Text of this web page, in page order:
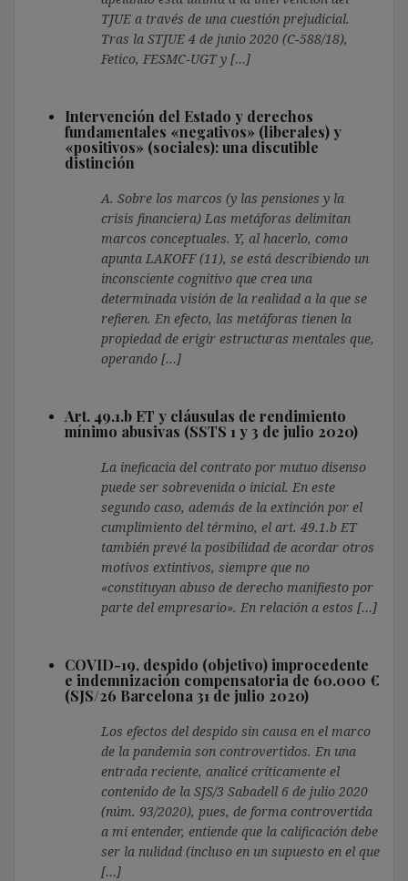
TJUE a través de una cuestión prejudicial.
Tras la STJUE 4 de junio 2020 (C‑588/18),
Fetico, FESMC‑UGT y […]
Intervención del Estado y derechos
fundamentales «negativos» (liberales) y
«positivos» (sociales): una discutible
distinción
A. Sobre los marcos (y las pensiones y la
crisis financiera) Las metáforas delimitan
marcos conceptuales. Y, al hacerlo, como
apunta LAKOFF (11), se está describiendo un
inconsciente cognitivo que crea una
determinada visión de la realidad a la que se
refieren. En efecto, las metáforas tienen la
propiedad de erigir estructuras mentales que,
operando […]
Art. 49.1.b ET y cláusulas de rendimiento
mínimo abusivas (SSTS 1 y 3 de julio 2020)
La ineficacia del contrato por mutuo disenso
puede ser sobrevenida o inicial. En este
segundo caso, además de la extinción por el
cumplimiento del término, el art. 49.1.b ET
también prevé la posibilidad de acordar otros
motivos extintivos, siempre que no
«constituyan abuso de derecho manifiesto por
parte del empresario». En relación a estos […]
COVID-19, despido (objetivo) improcedente
e indemnización compensatoria de 60.000 €
(SJS/26 Barcelona 31 de julio 2020)
Los efectos del despido sin causa en el marco
de la pandemia son controvertidos. En una
entrada reciente, analicé críticamente el
contenido de la SJS/3 Sabadell 6 de julio 2020
(núm. 93/2020), pues, de forma controvertida
a mi entender, entiende que la calificación debe
ser la nulidad (incluso en un supuesto en el que
[…]